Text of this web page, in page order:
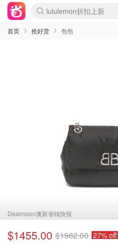
lululemon折扣上新
Sasa美妆护肤3.5折
SSENSE年中2.5折
FreshBeauty好价汇总
Cettire降价+叠9折
WWS Coles超市实拍
viagogo二手票捡漏
Myer超级周末
The Outnet奢牌1折起
David Jones 3折起
Flannels大牌1折
Perfumes Club护肤1折
AMIRO面罩$251
Amazon折扣汇总
eToro入金$200送$50
Amazon数码好物
ICONIC本周7.5折
ThedoubleF高奢地板价
Moose Knuckles 6折
丝芙兰5折起
EUFY摄像头$98
Selenichast首饰2折
Trip机票酒店促销
YSL送5件彩妆礼
Amazon家居好物
Amazon美妆护肤
雅漾大喷$8
过敏原检测盒$33
伊索独家赠50ml沐浴露
科颜氏高保湿面霜$29
SEALIFE海洋馆门票6折
丝塔芙大白罐$16
订阅Newsletter送香薰
Cult Beauty 6.8折
Harrods圣诞日历$525
LN-CC奢牌私促3折
d'Alba空姐喷雾$16
EVE LOM套装£56
Bernardelli独家4折
Adore Beauty 6折起
CT圣诞日历
Mytheresa奢品2.7折
Luxury Escapes 9折
Currentbody美容仪$881
MOON Garden Live
Roborock扫地机$649
Tingo Life水杯$24
Valentino官网5折
CR洗护套装$23
修丽可4件套$159
Myer彩妆2件7折
GANNI官网4.5折
Stylevana韩妆4折
Tessabit高奢8.5折
OGX洗发水$11
Amazon阿德莱德次日达
卡诗8.5折+赠礼
Philips Hue灯具8折
首页 抢好货 包包
Dealmoon澳新省钱快报
$1455.00 $1982.00 27% off